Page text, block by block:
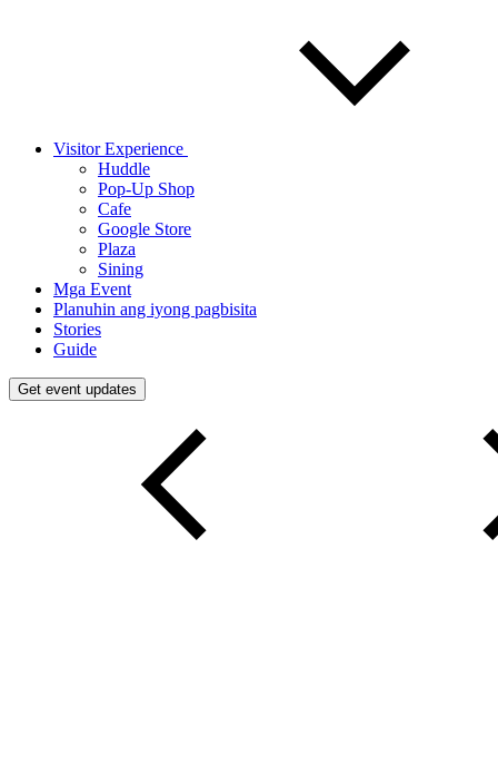
Visitor Experience
Huddle
Pop-Up Shop
Cafe
Google Store
Plaza
Sining
Mga Event
Planuhin ang iyong pagbisita
Stories
Guide
Get event updates